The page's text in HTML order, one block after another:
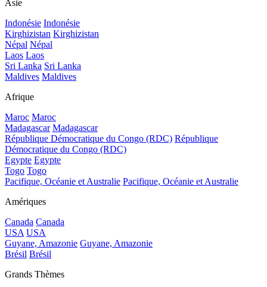
Asie
Indonésie Indonésie
Kirghizistan Kirghizistan
Népal Népal
Laos Laos
Sri Lanka Sri Lanka
Maldives Maldives
Afrique
Maroc Maroc
Madagascar Madagascar
République Démocratique du Congo (RDC) République
Démocratique du Congo (RDC)
Egypte Egypte
Togo Togo
Pacifique, Océanie et Australie Pacifique, Océanie et Australie
Amériques
Canada Canada
USA USA
Guyane, Amazonie Guyane, Amazonie
Brésil Brésil
Grands Thèmes